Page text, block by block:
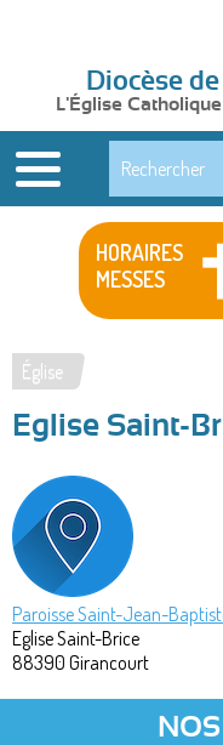
Diocèse
L'Église
HORAIRES
MESSES
Vous
êtes
ici
Église
Eglise Saint-
Paroisse Saint-Jean-
Eglise Saint-Brice
88390 Girancourt